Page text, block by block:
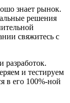
знает рынок.
решения
свяжитесь с
разработок.
и тестируем
в его 100%-ной